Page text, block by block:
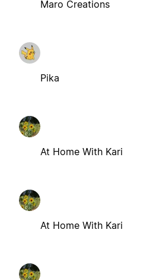
Maro Creations
Pika
At Home With Kari
At Home With Kari